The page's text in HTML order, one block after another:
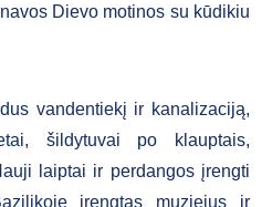
Dievo motinos su kūdikiu
vandentiekį ir kanalizaciją,
šildytuvai po klauptais,
laiptai ir perdangos įrengti
įrengtas muziejus ir